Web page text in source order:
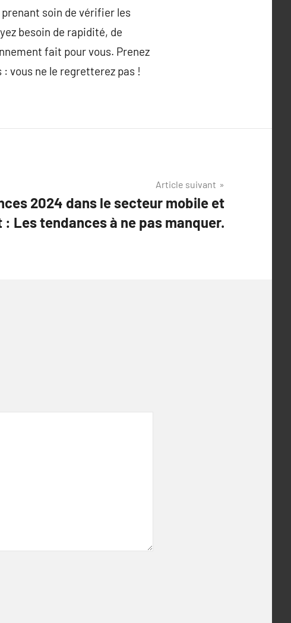
soin de vérifier les
besoin de rapidité, de
fait pour vous. Prenez
vous ne le regretterez pas !
Article suivant
2024 dans le secteur mobile et
Les tendances à ne pas manquer.